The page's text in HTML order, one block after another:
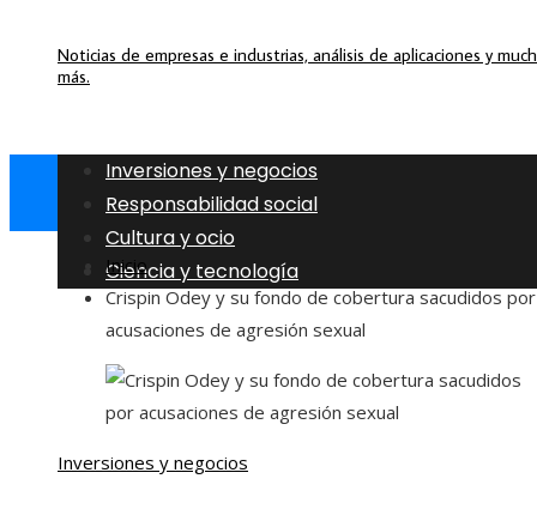
Noticias de empresas e industrias, análisis de aplicaciones y
más.
Inversiones y negocios
Responsabilidad social
Cultura y ocio
Ciencia y tecnología
Inicio
Crispin Odey y su fondo de cobertura sacudidos por
acusaciones de agresión sexual
Inversiones y negocios